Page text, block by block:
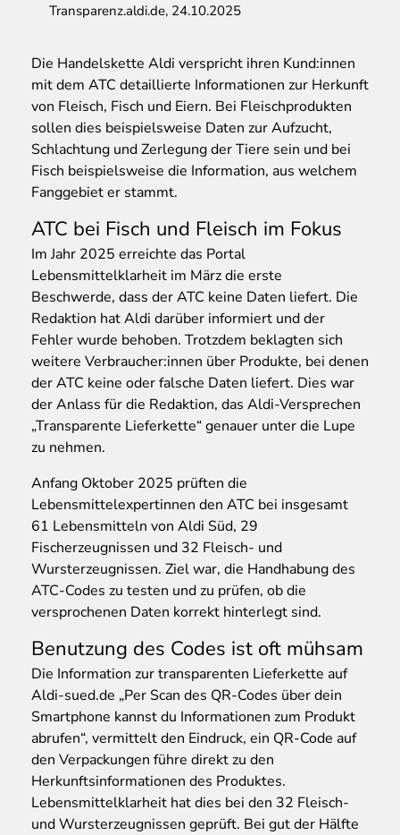
Transparenz.aldi.de, 24.10.2025
Die Handelskette Aldi verspricht ihren Kund:innen
mit dem ATC detaillierte Informationen zur Herkunft
von Fleisch, Fisch und Eiern. Bei Fleischprodukten
sollen dies beispielsweise Daten zur Aufzucht,
Schlachtung und Zerlegung der Tiere sein und bei
Fisch beispielsweise die Information, aus welchem
Fanggebiet er stammt.
ATC bei Fisch und Fleisch im Fokus
Im Jahr 2025 erreichte das Portal
Lebensmittelklarheit im März die erste
Beschwerde, dass der ATC keine Daten liefert. Die
Redaktion hat Aldi darüber informiert und der
Fehler wurde behoben. Trotzdem beklagten sich
weitere Verbraucher:innen über Produkte, bei denen
der ATC keine oder falsche Daten liefert. Dies war
der Anlass für die Redaktion, das Aldi-Versprechen
„Transparente Lieferkette“ genauer unter die Lupe
zu nehmen.
Anfang Oktober 2025 prüften die
Lebensmittelexpertinnen den ATC bei insgesamt
61 Lebensmitteln von Aldi Süd, 29
Fischerzeugnissen und 32 Fleisch- und
Wursterzeugnissen. Ziel war, die Handhabung des
ATC-Codes zu testen und zu prüfen, ob die
versprochenen Daten korrekt hinterlegt sind.
Benutzung des Codes ist oft mühsam
Die Information zur transparenten Lieferkette auf
Aldi-sued.de „Per Scan des QR-Codes über dein
Smartphone kannst du Informationen zum Produkt
abrufen“, vermittelt den Eindruck, ein QR-Code auf
den Verpackungen führe direkt zu den
Herkunftsinformationen des Produktes.
Lebensmittelklarheit hat dies bei den 32 Fleisch-
und Wursterzeugnissen geprüft. Bei gut der Hälfte